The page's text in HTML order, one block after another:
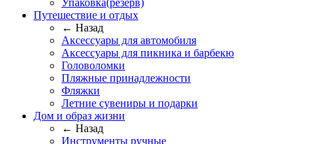
Путешествие и отдых
← Назад
Аксессуары для автомобиля
Аксессуары для пикника и барбекю
Головоломки
Пляжные принадлежности
Фляжки
Летние сувениры и подарки
Дом и образ жизни
← Назад
Инструменты ручные